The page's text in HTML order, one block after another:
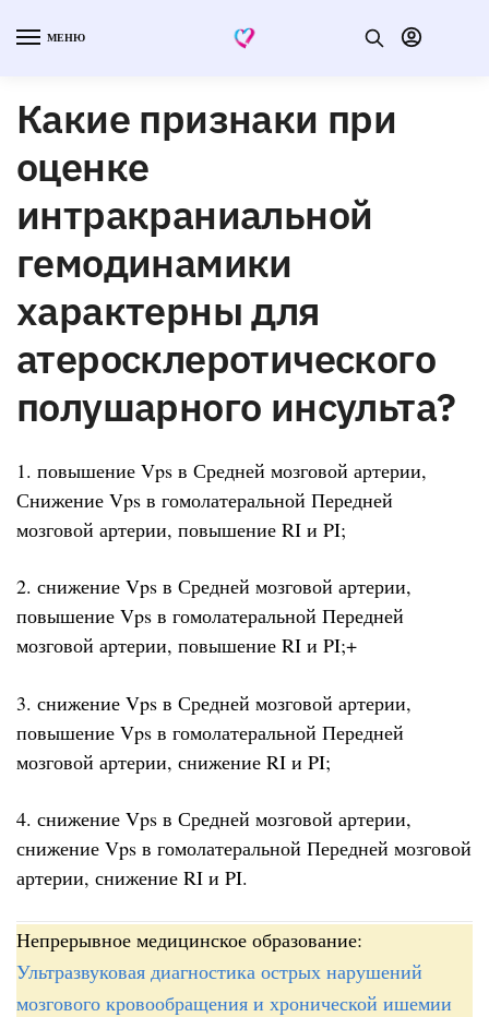
МЕНЮ
Какие признаки при
оценке
интракраниальной
гемодинамики
характерны для
атеросклеротического
полушарного инсульта?
1. повышение Vps в Средней мозговой артерии,
Снижение Vps в гомолатеральной Передней
мозговой артерии, повышение RI и PI;
2. снижение Vps в Средней мозговой артерии,
повышение Vps в гомолатеральной Передней
мозговой артерии, повышение RI и PI;+
3. снижение Vps в Средней мозговой артерии,
повышение Vps в гомолатеральной Передней
мозговой артерии, снижение RI и PI;
4. снижение Vps в Средней мозговой артерии,
снижение Vps в гомолатеральной Передней мозговой
артерии, снижение RI и PI.
Непрерывное медицинское образование:
Ультразвуковая диагностика острых нарушений
мозгового кровообращения и хронической ишемии